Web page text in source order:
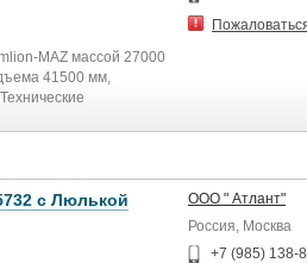
MAZ массой 27000
41500 мм,
с Люлькой
ООО " Атлант"
Россия, Москва
+7 (985) 138-